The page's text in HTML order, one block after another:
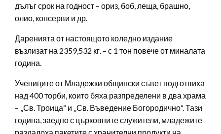
дълъг срок на годност – ориз, боб, леща, брашно,
олио, консерви и др.
Даренията от настоящото коледно издание
възлизат на 2359,532 кг. – с 1 тон повече от миналата
година.
Учениците от Младежки общински съвет подготвиха
над 400 торби, които бяха разпределени в два храма
– „Св. Троица“ и „Св. Въведение Богородично“. Тази
година, заедно с църковните служители, младежите